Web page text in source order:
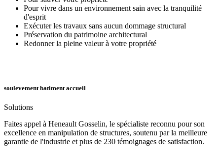
Pour vivre dans un environnement sain avec la tranquilité
d'esprit
Exécuter les travaux sans aucun dommage structural
Préservation du patrimoine architectural
Redonner la pleine valeur à votre propriété
soulevement batiment accueil
Solutions
Faites appel à Heneault Gosselin, le spécialiste reconnu pour son
excellence en manipulation de structures, soutenu par la meilleure
garantie de l'industrie et plus de 230 témoignages de satisfaction.